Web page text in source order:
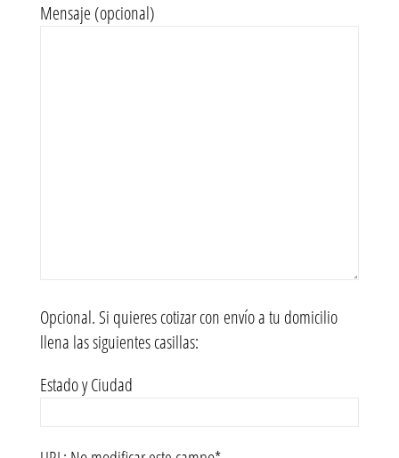
Mensaje (opcional)
Opcional. Si quieres cotizar con envío a tu domicilio
llena las siguientes casillas:
Estado y Ciudad